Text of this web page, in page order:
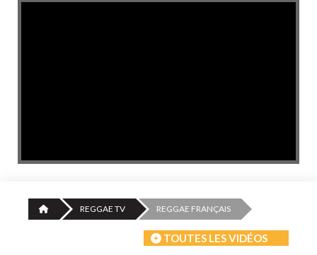
REGGAE TV REGGAE FRANÇAIS
TOUTES LES VIDÉOS